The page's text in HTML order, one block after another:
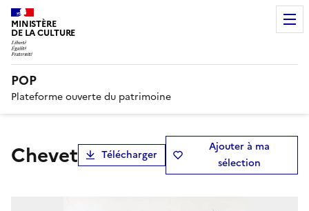
MINISTÈRE
DE LA CULTURE
POP
Plateforme ouverte du patrimoine
chevet Télécharger
Ajouter à ma
sélection